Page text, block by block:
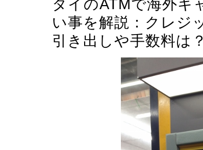
タイのATMで海外キ
い事を解説：クレジ
引き出しや手数料は？